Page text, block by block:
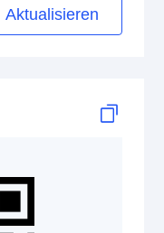
Aktualisieren